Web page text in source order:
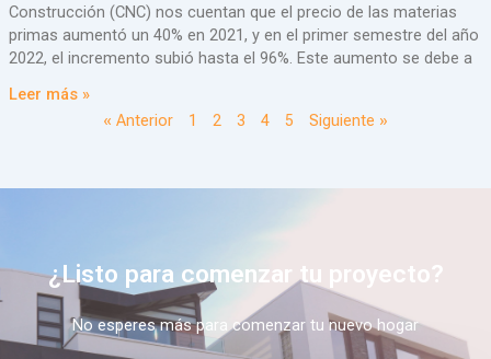
Construcción (CNC) nos cuentan que el precio de las materias
primas aumentó un 40% en 2021, y en el primer semestre del año
2022, el incremento subió hasta el 96%. Este aumento se debe a
Leer más »
« Anterior
1 2 3 4 5 Siguiente »
¿Listo para comenzar tu proyecto?
No esperes más para comenzar tu nuevo hogar